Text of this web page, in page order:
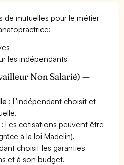
de mutuelles pour le métier
les indépendants
Non Salarié) —
: L'indépendant choisit et
: Les cotisations peuvent être
à la loi Madelin).
choisit les garanties
et à son budget.